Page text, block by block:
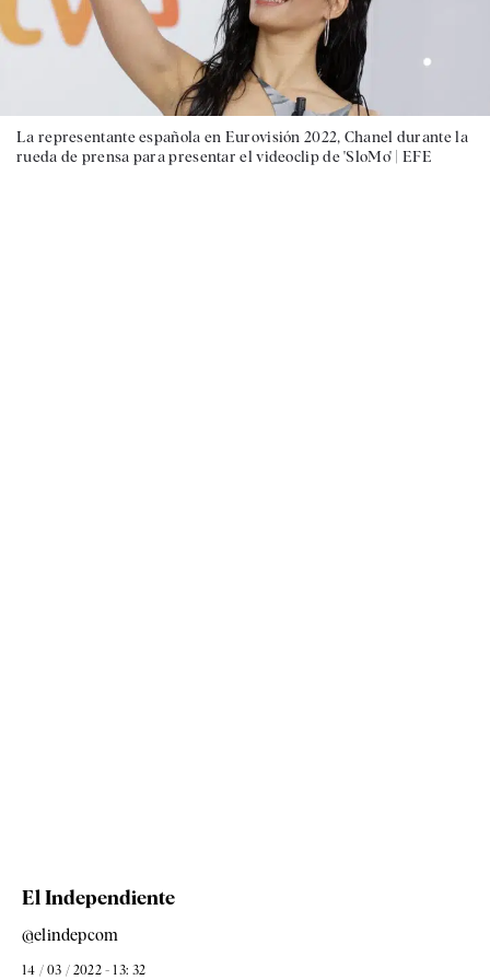
La representante española en Eurovisión 2022, Chanel durante la
rueda de prensa para presentar el videoclip de 'SloMo' |EFE
El Independiente
@elindepcom
14 / 03 / 2022 - 13: 32